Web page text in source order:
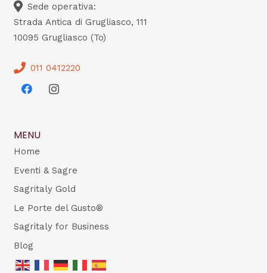
Sede operativa:
Strada Antica di Grugliasco, 111
10095 Grugliasco (To)
011 0412220
MENU
Home
Eventi & Sagre
Sagritaly Gold
Le Porte del Gusto®
Sagritaly for Business
Blog